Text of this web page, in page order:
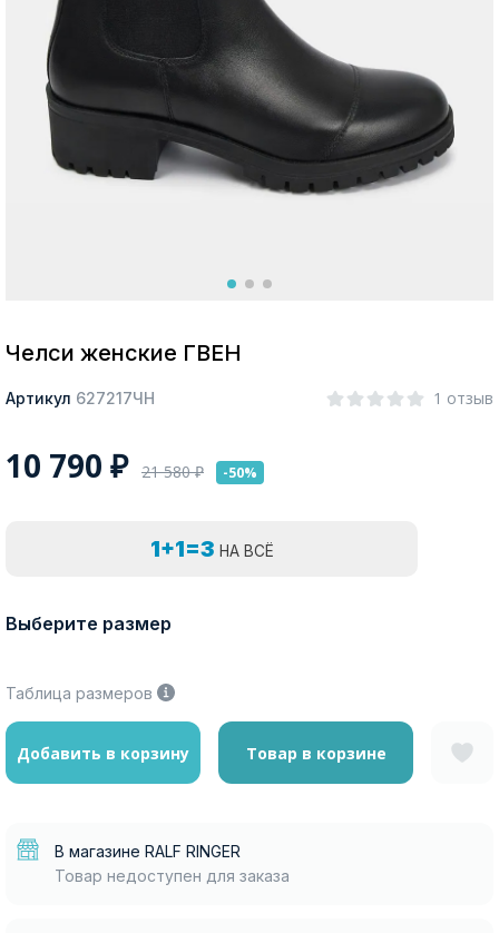
Челси женские ГВЕН
Артикул 627217ЧН 1 отзыв
10 790 ₽ 21 580₽ -50%
1+1=3 НА ВСЁ
Выберите размер
Таблица размеров
Добавить в корзину Товар в корзине
В магазине RALF RINGER
Товар недоступен для заказа